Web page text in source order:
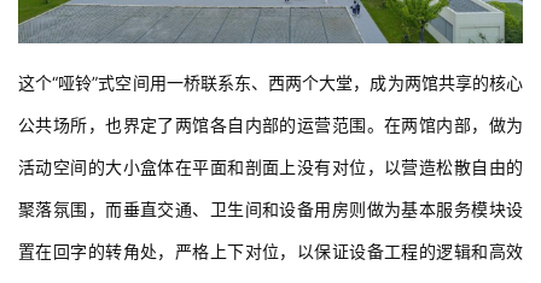
这个“哑铃”式空间用一桥联系东、西两个大堂，成为两馆共享的核心
活动空间的大小盒体在平面和剖面上没有对位，以营造松散自由的
聚落氛围，而垂直交通、卫生间和设备用房则做为基本服务模块设
置在回字的转角处，严格上下对位，以保证设备工程的逻辑和高效
的可达性。大而整的平台回应集体的城市，小而散的盒体回应个体
的身心，两者的结合不仅为馆内活动提供亲切活跃的场所，也通过